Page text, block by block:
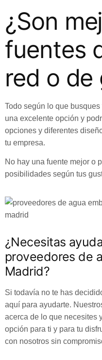
¿Son
fuentes
red o de
Todo según lo que
una excelente opción y
opciones y diferentes
tu empresa.
No hay una fuente mejor o
posibilidades según tus
¿Necesitas
proveedores de
Madrid?
Si todavía no te has
aquí para ayudarte.
acerca de lo que necesites
opción para ti y para tu
con nosotros sin